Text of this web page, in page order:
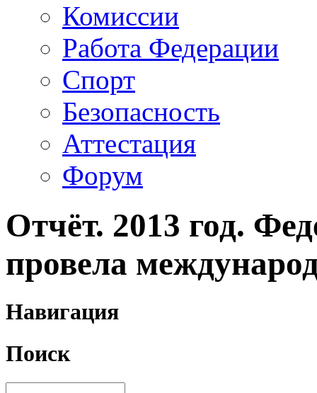
Комиссии
Работа Федерации
Спорт
Безопасность
Аттестация
Форум
Отчёт. 2013 год.
провела
Навигация
Поиск